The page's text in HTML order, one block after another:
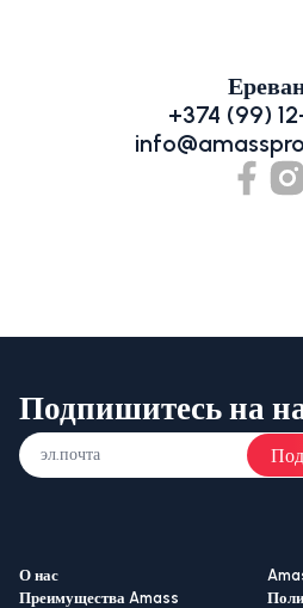
+374 (99)
Подпишитесь на
О нас
Преимущества Amass